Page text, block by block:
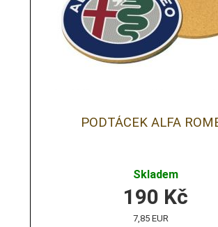
PODTÁCEK ALFA
Skladem
190 Kč
7,85 EUR